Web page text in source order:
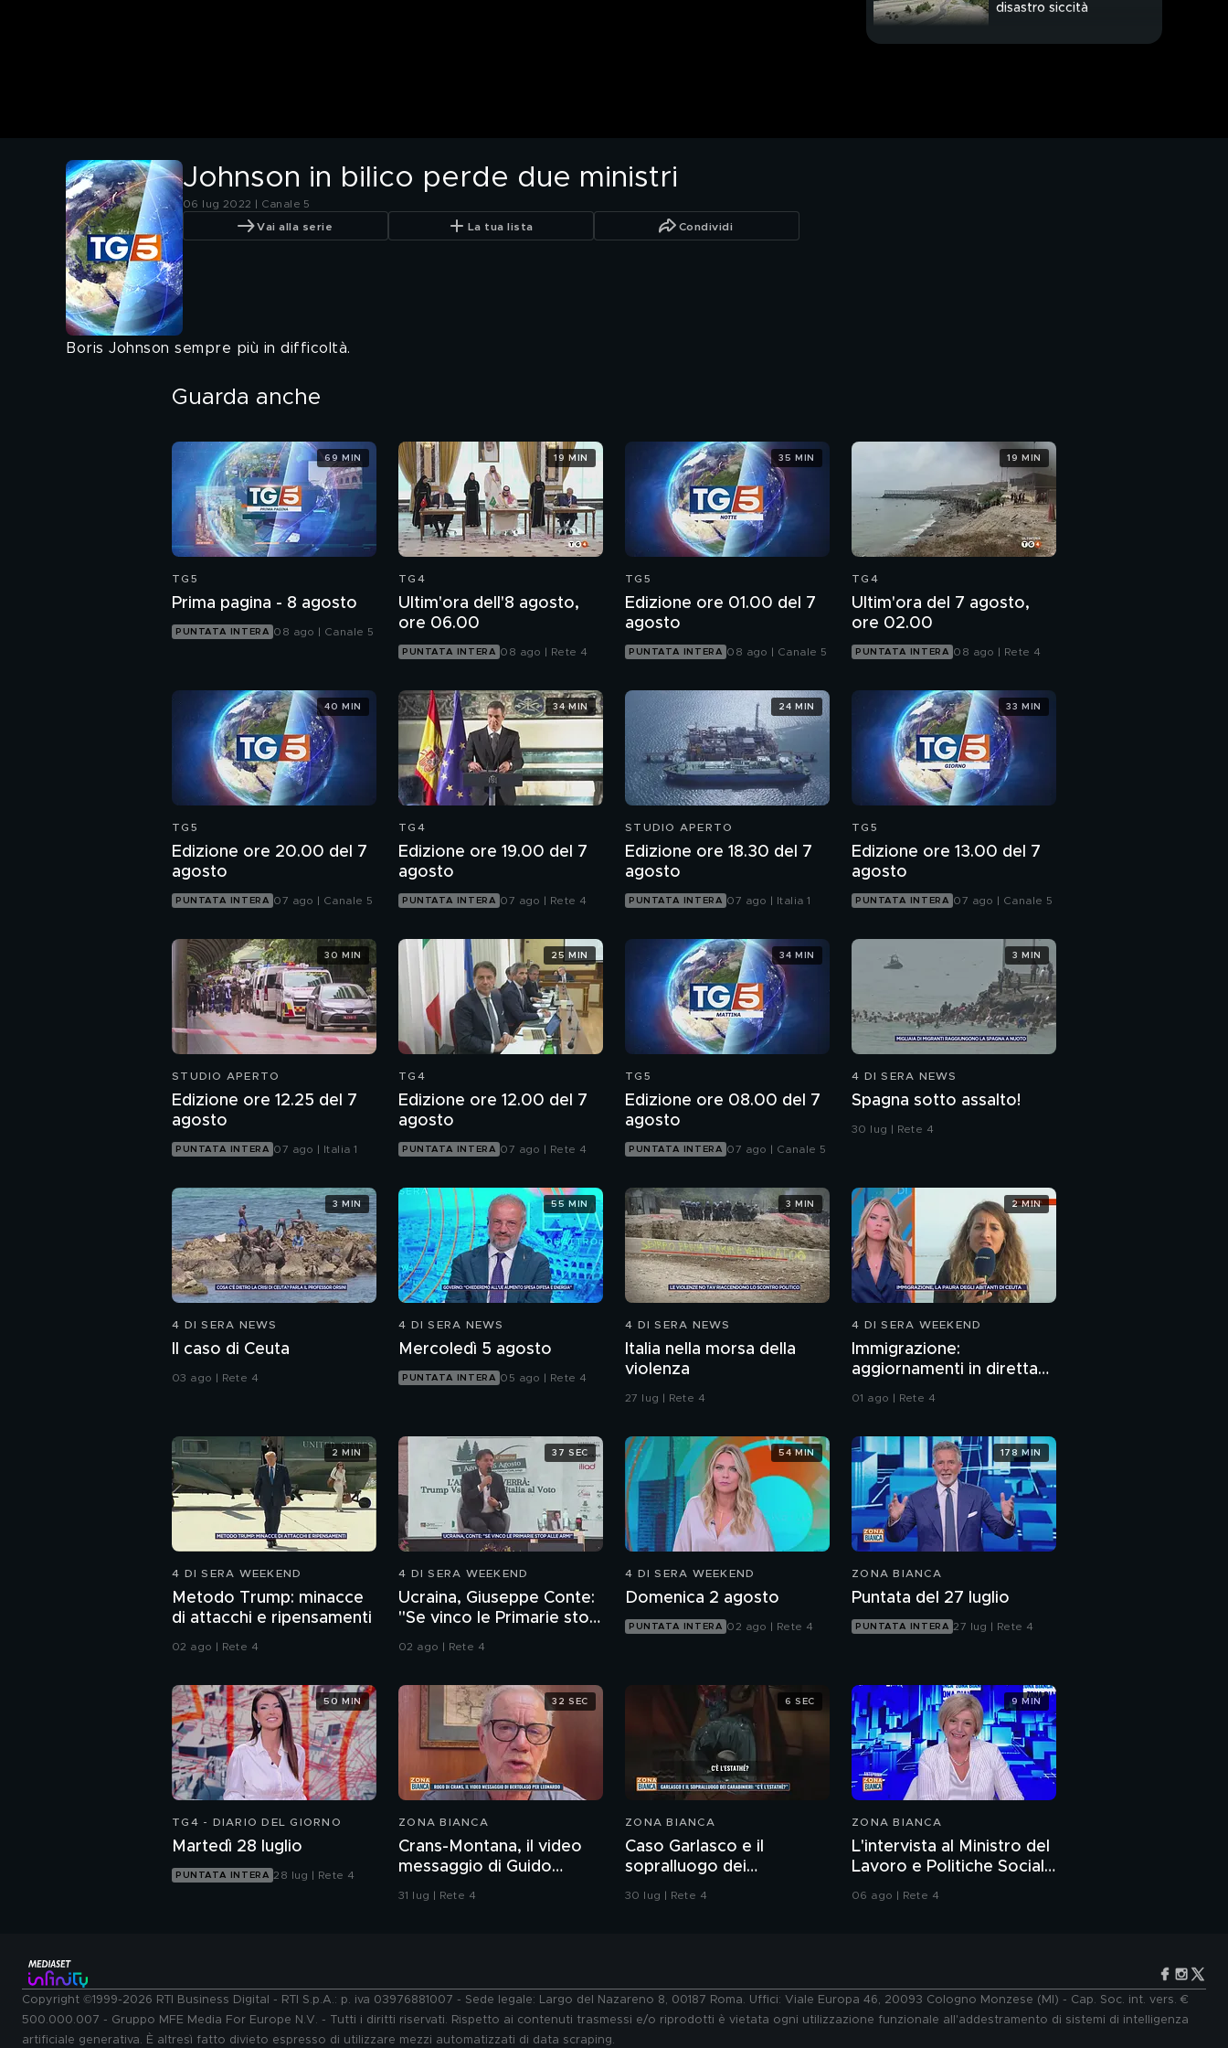
disastro siccità
Johnson in bilico perde due ministri
06 lug 2022 | Canale 5
Vai alla serie La tua lista Condividi
Boris Johnson sempre più in difficoltà.
Guarda anche
TG5
Prima pagina - 8 agosto
PUNTATA INTERA 08 ago | Canale 5
69 MIN
TG4
Ultim'ora dell'8 agosto,
ore 06.00
PUNTATA INTERA 08 ago | Rete 4
19 MIN
TG5
Edizione ore 01.00 del 7
agosto
PUNTATA INTERA 08 ago | Canale 5
35 MIN
TG4
Ultim'ora del 7 agosto,
ore 02.00
PUNTATA INTERA 08 ago | Rete 4
19 MIN
TG5
Edizione ore 20.00 del 7
agosto
PUNTATA INTERA 07 ago | Canale 5
40 MIN
TG4
Edizione ore 19.00 del 7
agosto
PUNTATA INTERA 07 ago | Rete 4
34 MIN
STUDIO APERTO
Edizione ore 18.30 del 7
agosto
PUNTATA INTERA 07 ago | Italia 1
24 MIN
TG5
Edizione ore 13.00 del 7
agosto
PUNTATA INTERA 07 ago | Canale 5
33 MIN
STUDIO APERTO
Edizione ore 12.25 del 7
agosto
PUNTATA INTERA 07 ago | Italia 1
30 MIN
TG4
Edizione ore 12.00 del 7
agosto
PUNTATA INTERA 07 ago | Rete 4
25 MIN
TG5
Edizione ore 08.00 del 7
agosto
PUNTATA INTERA 07 ago | Canale 5
34 MIN
4 DI SERA NEWS
Spagna sotto assalto!
30 lug | Rete 4
3 MIN
4 DI SERA NEWS
Il caso di Ceuta
03 ago | Rete 4
3 MIN
4 DI SERA NEWS
Mercoledì 5 agosto
PUNTATA INTERA 05 ago | Rete 4
55 MIN
4 DI SERA NEWS
Italia nella morsa della
violenza
27 lug | Rete 4
3 MIN
4 DI SERA WEEKEND
Immigrazione:
aggiornamenti in diretta
da Ceuta
01 ago | Rete 4
2 MIN
4 DI SERA WEEKEND
Metodo Trump: minacce
di attacchi e ripensamenti
02 ago | Rete 4
2 MIN
4 DI SERA WEEKEND
Ucraina, Giuseppe Conte:
"Se vinco le Primarie stop
alle armi"
02 ago | Rete 4
37 SEC
4 DI SERA WEEKEND
Domenica 2 agosto
PUNTATA INTERA 02 ago | Rete 4
54 MIN
ZONA BIANCA
Puntata del 27 luglio
PUNTATA INTERA 27 lug | Rete 4
178 MIN
TG4 - DIARIO DEL GIORNO
Martedì 28 luglio
PUNTATA INTERA 28 lug | Rete 4
50 MIN
ZONA BIANCA
Crans-Montana, il video
messaggio di Guido
Bertolaso per Leonardo
31 lug | Rete 4
32 SEC
ZONA BIANCA
Caso Garlasco e il
sopralluogo dei
Carabinieri
30 lug | Rete 4
6 SEC
ZONA BIANCA
L'intervista al Ministro del
Lavoro e Politiche Sociali
Marina Calderone
06 ago | Rete 4
9 MIN
Copyright ©1999-2026 RTI Business Digital - RTI S.p.A.: p. iva 03976881007 - Sede legale: Largo del Nazareno 8, 00187 Roma. Uffici: Viale Europa 46, 20093 Cologno Monzese (MI) - Cap. Soc. int. vers. €
500.000.007 - Gruppo MFE Media For Europe N.V. - Tutti i diritti riservati. Rispetto ai contenuti trasmessi e/o riprodotti è vietata ogni utilizzazione funzionale all'addestramento di sistemi di intelligenza
artificiale generativa. È altresì fatto divieto espresso di utilizzare mezzi automatizzati di data scraping.